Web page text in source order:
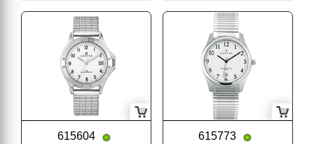
615604
615773